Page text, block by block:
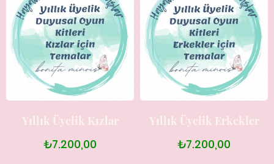
Yıllık Üyelik Kızlar
₺7.200,00
Yıllık Üyelik Erkekler
₺7.200,00